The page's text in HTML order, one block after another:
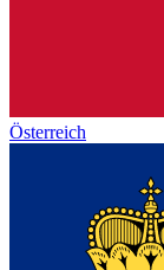
Österreich